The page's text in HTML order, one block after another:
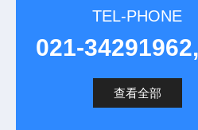
TEL-PHONE
021-
查看全部